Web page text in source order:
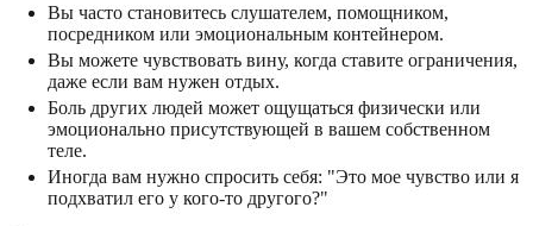
Вы часто становитесь слушателем, помощником,
посредником или эмоциональным контейнером.
Вы можете чувствовать вину, когда ставите ограничения,
даже если вам нужен отдых.
Боль других людей может ощущаться физически или
эмоционально присутствующей в вашем собственном
теле.
Иногда вам нужно спросить себя: "Это мое чувство или я
подхватил его у кого-то другого?"